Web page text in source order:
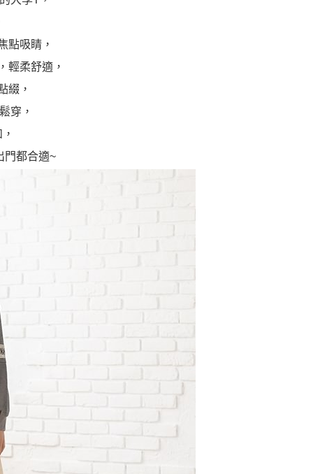
點吸睛，
輕柔舒適，
綴，
穿，
門都合適~